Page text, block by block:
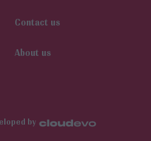
Contact us
About us
by